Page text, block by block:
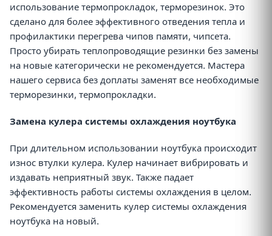
использование термопрокладок, терморезинок. Это
сделано для более эффективного отведения тепла и
профилактики перегрева чипов памяти, чипсета.
Просто убирать теплопроводящие резинки без замены
на новые категорически не рекомендуется. Мастера
нашего сервиса без доплаты заменят все необходимые
терморезинки, термопрокладки.
Замена кулера системы охлаждения ноутбука
При длительном использовании ноутбука происходит
износ втулки кулера. Кулер начинает вибрировать и
издавать неприятный звук. Также падает
эффективность работы системы охлаждения в целом.
Рекомендуется заменить кулер системы охлаждения
ноутбука на новый.